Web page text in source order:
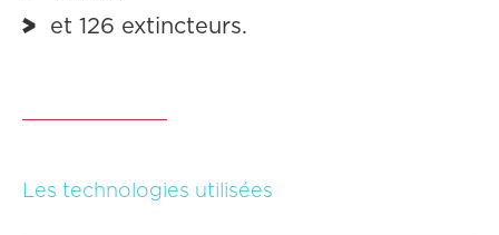
et 126 extincteurs.
Les technologies utilisées